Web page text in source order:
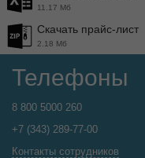
11.17 Мб
Скачать прайс-лист
2.18 Мб
Телефоны
8 800 5000 260
+7 (343) 289-77-00
Контакты сотрудников